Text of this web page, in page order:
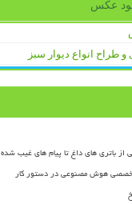
عكس
طراح انواع دیوار سبز
از باتری های داغ تا پیام های غیب شده
تخصصی هوش مصنوعی در دستور کار